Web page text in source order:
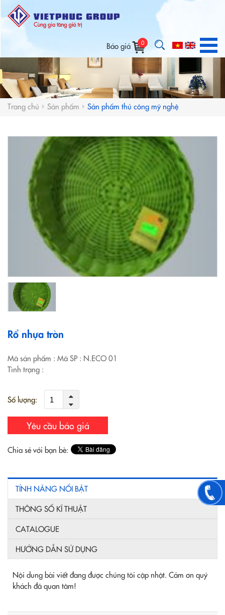
Báo giá 0
Trang chủ Sản phẩm Sản phẩm thủ công mỹ nghệ
Rổ nhựa tròn
Mã sản phẩm : Mã SP : N.ECO 01
Tình trạng :
Số lượng:
Yêu cầu báo giá
Chia sẻ với bạn bè:
TÍNH NĂNG NỔI BẬT
THÔNG SỐ KĨ THUẬT
CATALOGUE
HƯỚNG DẪN SỬ DỤNG
Nội dung bài viết đang được chúng tôi cập nhật. Cảm ơn quý
khách đã quan tâm!